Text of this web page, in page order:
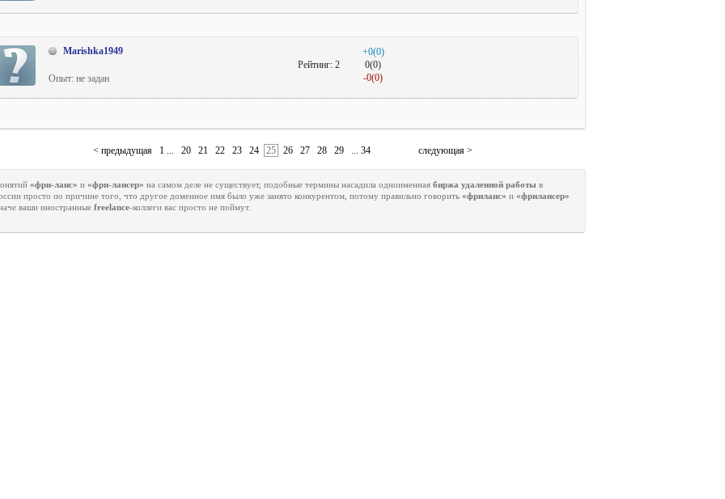
Marishka1949
Опыт: не задан
+0(0)
0(0)
-0(0)
Рейтинг:2
< предыдущая 1 ... 20 21 22 23 24 25 26 27 28 29 ... 34 следующая >
«фри-ланс» и «фри-лансер» на самом деле не существует, подобные термины насадила одноименная биржа удаленной работы в
просто по причине того, что другое доменное имя было уже занято конкурентом, потому правильно говорить «фриланс» и «фрилансер»
ваши иностранные freelance-коллеги вас просто не поймут.